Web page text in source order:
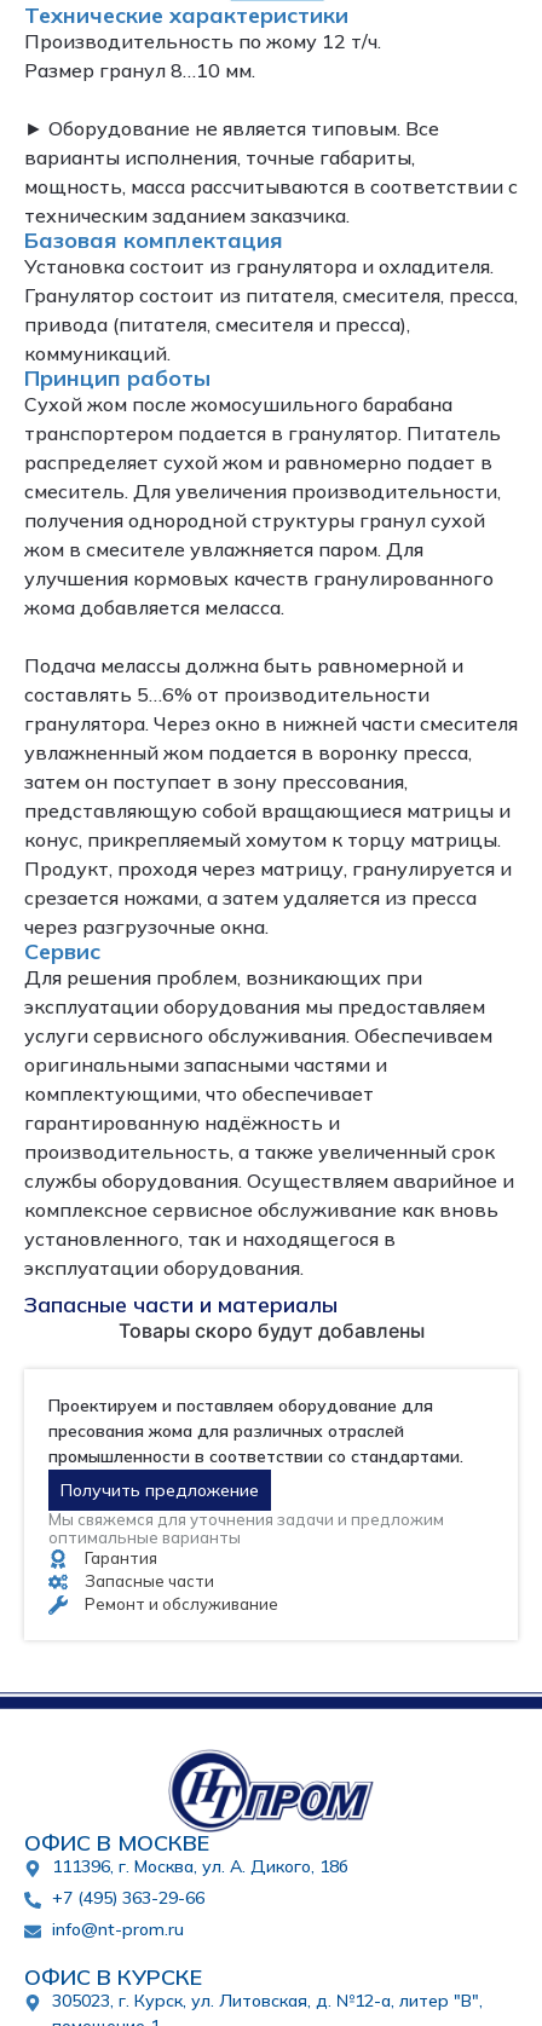
Технические характеристики
Производительность по жому 12 т/ч.
Размер гранул 8…10 мм.
► Оборудование не является типовым. Все
варианты исполнения, точные габариты,
мощность, масса рассчитываются в соответствии с
техническим заданием заказчика.
Базовая комплектация
Установка состоит из гранулятора и охладителя.
Гранулятор состоит из питателя, смесителя, пресса,
привода (питателя, смесителя и пресса),
коммуникаций.
Принцип работы
Сухой жом после жомосушильного барабана
транспортером подается в гранулятор. Питатель
распределяет сухой жом и равномерно подает в
смеситель. Для увеличения производительности,
получения однородной структуры гранул сухой
жом в смесителе увлажняется паром. Для
улучшения кормовых качеств гранулированного
жома добавляется меласса.
Подача мелассы должна быть равномерной и
составлять 5…6% от производительности
гранулятора. Через окно в нижней части смесителя
увлажненный жом подается в воронку пресса,
затем он поступает в зону прессования,
представляющую собой вращающиеся матрицы и
конус, прикрепляемый хомутом к торцу матрицы.
Продукт, проходя через матрицу, гранулируется и
срезается ножами, а затем удаляется из пресса
через разгрузочные окна.
Сервис
Для решения проблем, возникающих при
эксплуатации оборудования мы предоставляем
услуги сервисного обслуживания. Обеспечиваем
оригинальными запасными частями и
комплектующими, что обеспечивает
гарантированную надёжность и
производительность, а также увеличенный срок
службы оборудования. Осуществляем аварийное и
комплексное сервисное обслуживание как вновь
установленного, так и находящегося в
эксплуатации оборудования.
Запасные части и материалы
Товары скоро будут добавлены
Проектируем и поставляем оборудование для
пресования жома для различных отраслей
промышленности в соответствии со стандартами.
Получить предложение
Мы свяжемся для уточнения задачи и предложим
оптимальные варианты
Гарантия
Запасные части
Ремонт и обслуживание
ОФИС В МОСКВЕ
111396, г. Москва, ул. А. Дикого, 18б
+7 (495) 363-29-66
info@nt-prom.ru
ОФИС В КУРСКЕ
305023, г. Курск, ул. Литовская, д. №12-а, литер "В",